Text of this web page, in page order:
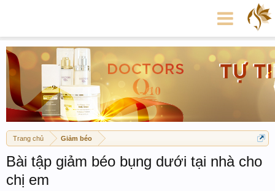
Trang chủ Giảm béo
Bài tập giảm béo bụng dưới tại nhà cho
chị em